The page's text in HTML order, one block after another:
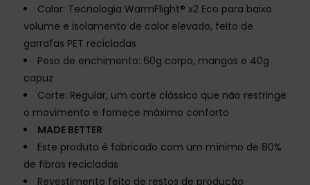
Calor: Tecnologia WarmFlight® x2 Eco para baixo
volume e isolamento de calor elevado, feito de
garrafas PET recicladas
Peso de enchimento: 60g corpo, mangas e 40g
capuz
Corte: Regular, um corte clássico que não restringe
o movimento e fornece máximo conforto
MADE BETTER
Este produto é fabricado com um mínimo de 80%
de fibras recicladas
Revestimento feito de restos de produção